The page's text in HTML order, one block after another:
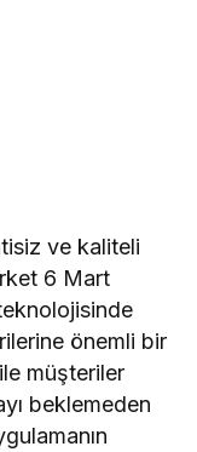
ve kaliteli
6 Mart
önemli bir
müşteriler
beklemeden